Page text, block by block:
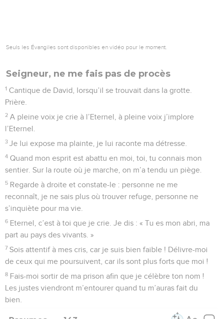
Seuls les Évangiles sont disponibles en vidéo pour le moment.
Seigneur, ne me fais pas de procès
1 Cantique de David, lorsqu’il se trouvait dans la grotte.
Prière.
2 A pleine voix je crie à l’Eternel, à pleine voix j’implore
l’Eternel.
3 Je lui expose ma plainte, je lui raconte ma détresse.
4 Quand mon esprit est abattu en moi, toi, tu connais mon
sentier. Sur la route où je marche, on m’a tendu un piège.
5 Regarde à droite et constate-le : personne ne me
reconnaît, je ne sais plus où trouver refuge, personne ne
s’inquiète pour ma vie.
6 Eternel, c’est à toi que je crie. Je dis : « Tu es mon abri, ma
part au pays des vivants. »
7 Sois attentif à mes cris, car je suis bien faible ! Délivre-moi
de ceux qui me poursuivent, car ils sont plus forts que moi !
8 Fais-moi sortir de ma prison afin que je célèbre ton nom !
Les justes viendront m’entourer quand tu m’auras fait du
bien.